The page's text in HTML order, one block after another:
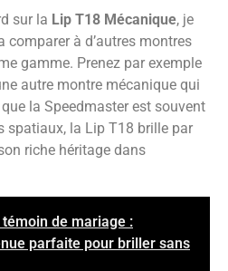
sur la Lip T18 Mécanique, je
comparer à d’autres montres
gamme. Prenez par exemple
autre montre mécanique qui
la Speedmaster est souvent
spatiaux, la Lip T18 brille par
riche héritage dans
de mariage :
parfaite pour briller sans